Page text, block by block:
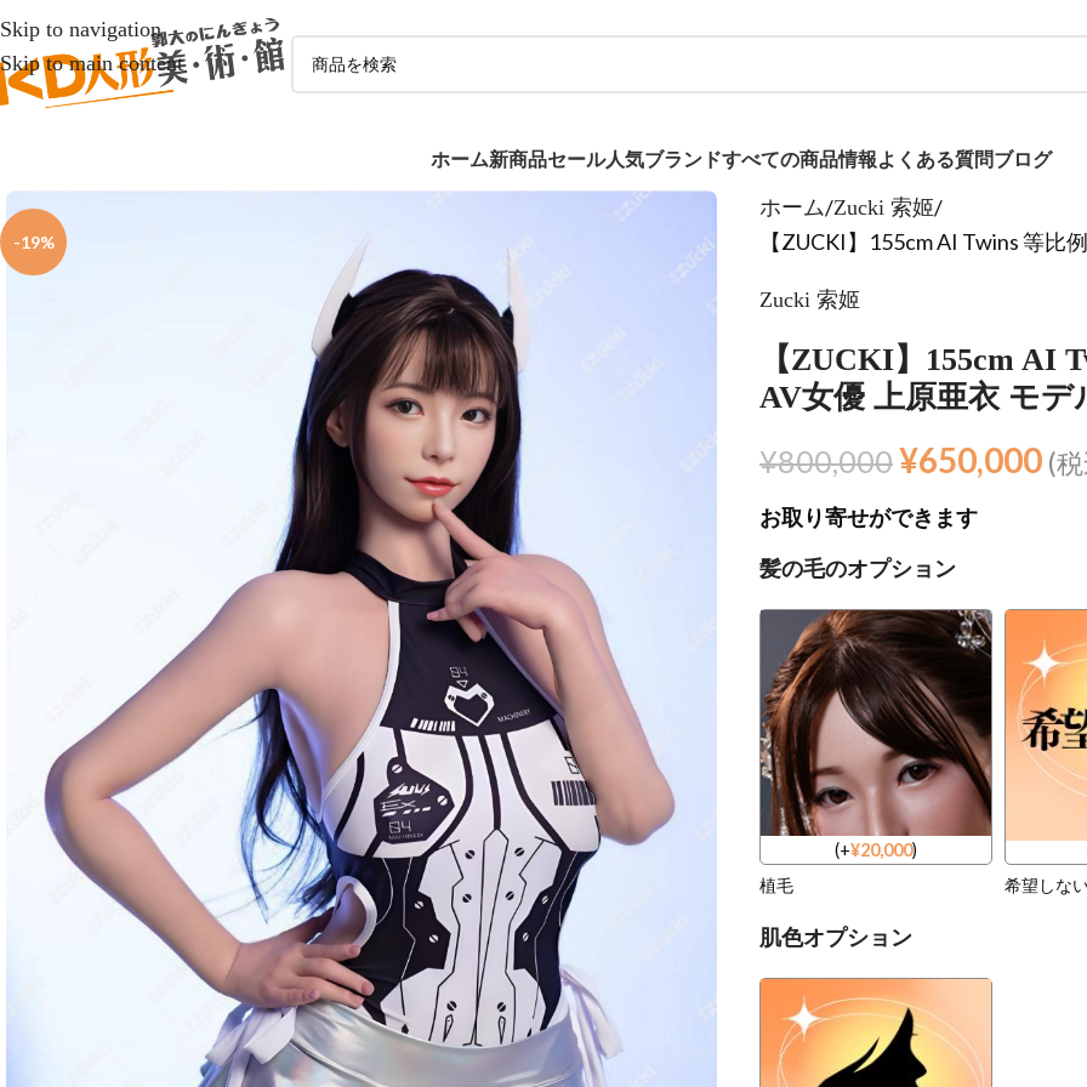
Skip to navigation
Skip to main content
ホーム新商品セール人気ブランドすべての商品情報よくある質問ブログ
-19%
ホーム Zucki 索姬
【ZUCKI】155cm AI Twins 等
Zucki 索姬
【ZUCKI】155cm AI
AV女優 上原亜衣 モデ
¥800,000¥650,000 (
お取り寄せができます
髪の毛のオプション
(+¥20,000)
植毛
希望しな
肌色オプション